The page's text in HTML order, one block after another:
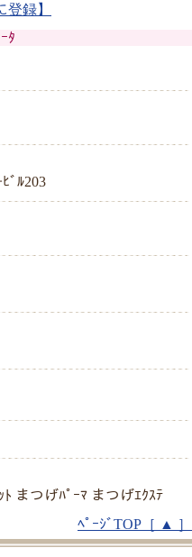
登録】
ﾀ
ﾞﾙ203
ﾄ まつげﾊﾟｰﾏ まつげｴｸｽﾃ
ﾍﾟｰｼﾞTOP［ ▲ ］